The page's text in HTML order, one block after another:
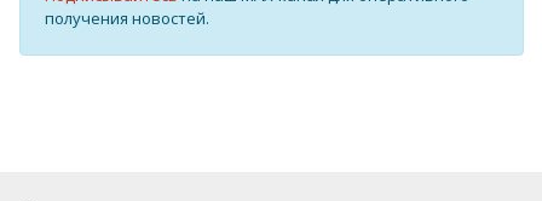
получения новостей.